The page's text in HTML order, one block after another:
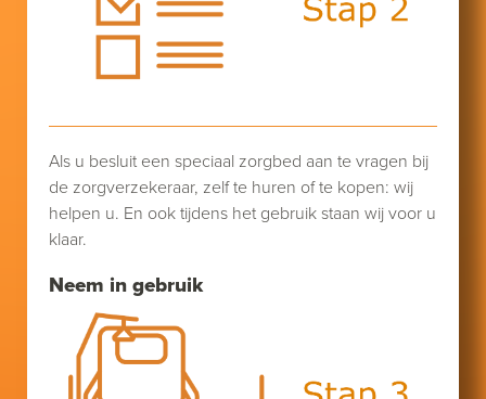
Neem in gebruik
Als u besluit een speciaal zorgbed aan te vragen bij
de zorgverzekeraar, zelf te huren of te kopen: wij
helpen u. En ook tijdens het gebruik staan wij voor u
klaar.